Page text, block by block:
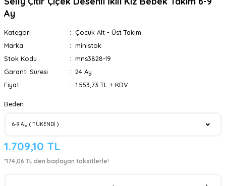
Ay
Kategori
Çocuk Alt - Üst Takım
Marka
ministok
Stok Kodu
mns3828-l9
Garanti Süresi
24 Ay
Fiyat
1.553,73 TL + KDV
Beden
1.709,10 TL
*174,06 TL den başlayan taksitlerle!